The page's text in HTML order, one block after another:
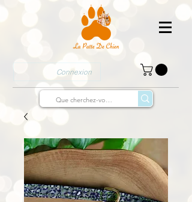
Connexion